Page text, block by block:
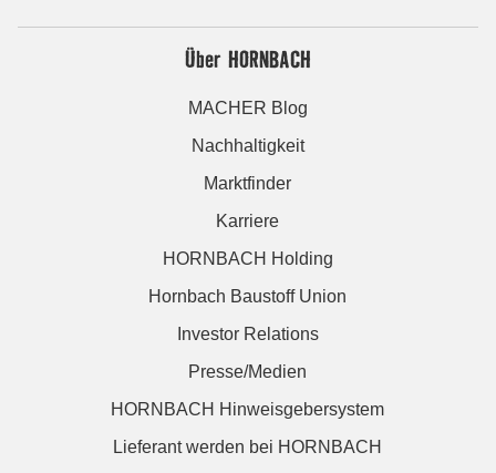
Über HORNBACH
MACHER Blog
Nachhaltigkeit
Marktfinder
Karriere
HORNBACH Holding
Hornbach Baustoff Union
Investor Relations
Presse/Medien
HORNBACH Hinweisgebersystem
Lieferant werden bei HORNBACH